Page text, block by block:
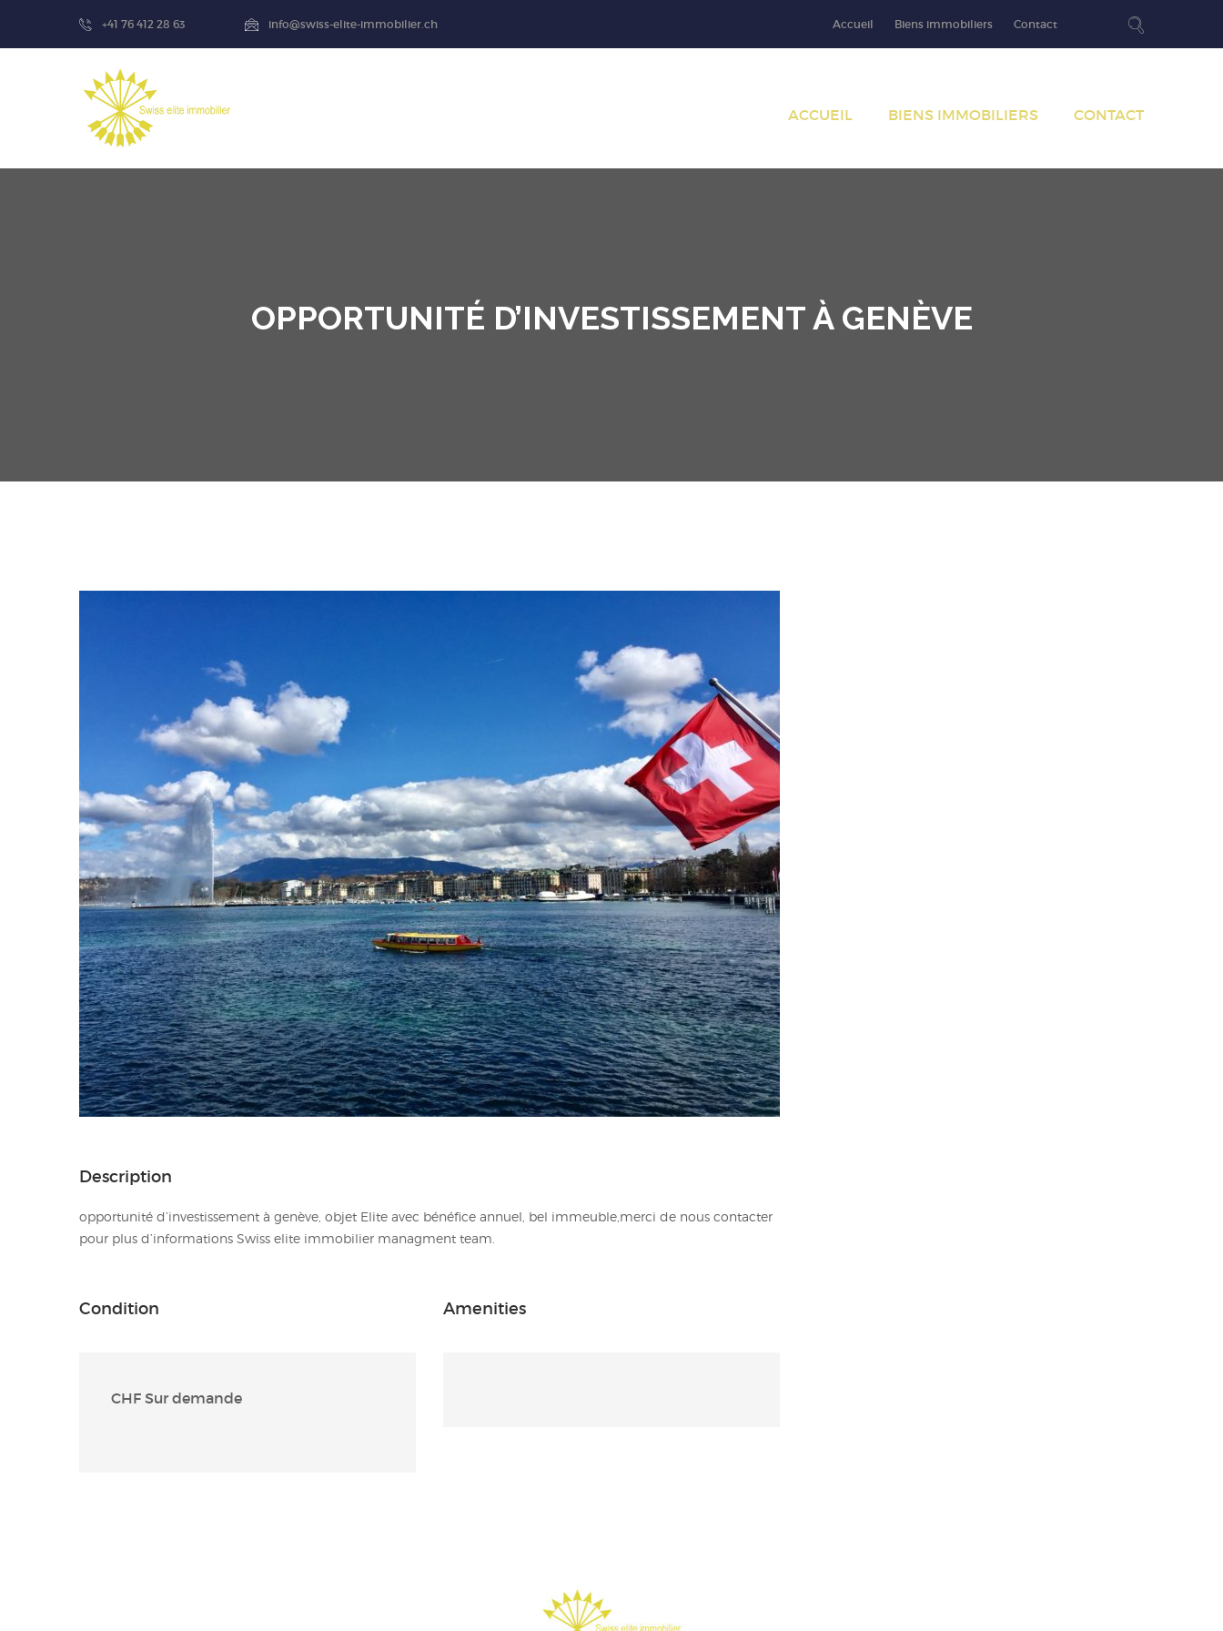
+41 76 412 28 63 info@swiss-elite-immobilier.ch Accueil Biens immobiliers Contact
ACCUEIL BIENS IMMOBILIERS CONTACT
OPPORTUNITÉ D’INVESTISSEMENT À GENÈVE
Description
opportunité d’investissement à genève, objet Elite avec bénéfice annuel, bel immeuble,merci de nous contacter
pour plus d’informations Swiss elite immobilier managment team.
Condition
CHF Sur demande
Amenities